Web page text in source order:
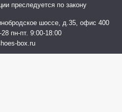
преследуется по закону
шоссе, д.35, офис 400
28 пн-пт. 9:00-18:00
box.ru